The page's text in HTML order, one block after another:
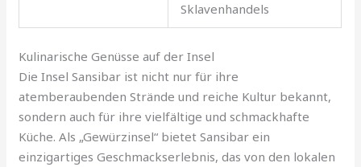
Sklavenhandels
Kulinarische Genüsse auf der Insel
Die Insel Sansibar ist nicht nur für ihre
atemberaubenden Strände und reiche Kultur bekannt,
sondern auch für ihre vielfältige und schmackhafte
Küche. Als „Gewürzinsel“ bietet Sansibar ein
einzigartiges Geschmackserlebnis, das von den lokalen